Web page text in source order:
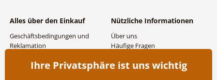
Alles über den Einkauf
Geschäftsbedingungen und
Reklamation
Versand- und
Nützliche Informationen
Über uns
Häufige Fragen
Großhandel und
Ihre Privatsphäre ist uns wichtig